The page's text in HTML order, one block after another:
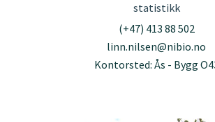
statistikk
(+47) 413 88 502
linn.nilsen@nibio.no
Kontorsted: Ås - Bygg